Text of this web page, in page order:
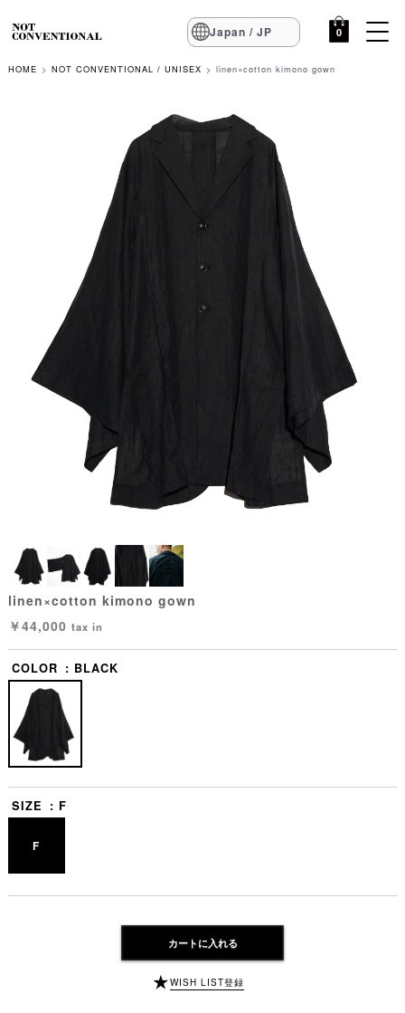
Japan / JP 0
HOME NOT CONVENTIONAL / UNISEX linen×cotton kimono gown
linen×cotton kimono gown
￥44,000 tax in
COLOR BLACK
SIZE F
F
カートに入れる
WISH LIST登録